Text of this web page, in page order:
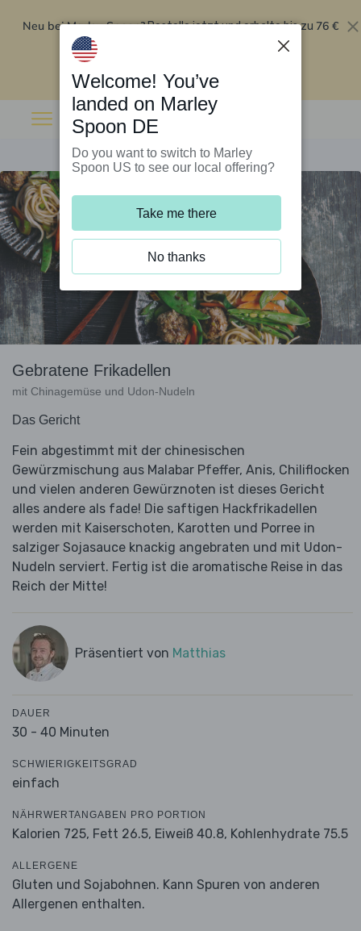
Neu bei Marley Spoon?Bestelle jetzt und erhalte bis zu 76 €
Rabatt auf deine ersten fünf Boxen
Gebratene Frikadellen
mit Chinagemüse und Udon-Nudeln
Das Gericht
Fein abgestimmt mit der chinesischen
Gewürzmischung aus Malabar Pfeffer, Anis, Chiliflocken
und vielen anderen Gewürznoten ist dieses Gericht
alles andere als fade! Die saftigen Hackfrikadellen
werden mit Kaiserschoten, Karotten und Porree in
salziger Sojasauce knackig angebraten und mit Udon-
Nudeln serviert. Fertig ist die aromatische Reise in das
Reich der Mitte!
Präsentiert von Matthias
DAUER
30 - 40 Minuten
SCHWIERIGKEITSGRAD
einfach
NÄHRWERTANGABEN PRO PORTION
Kalorien 725, Fett 26.5, Eiweiß 40.8, Kohlenhydrate 75.5
ALLERGENE
Gluten und Sojabohnen. Kann Spuren von anderen
Allergenen enthalten.
Welcome! You’ve
landed on Marley
Spoon DE
Do you want to switch to Marley
Spoon US to see our local offering?
Take me there
No thanks